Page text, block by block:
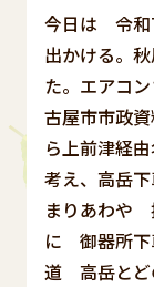
今日は 令和
出かける。
た。エアコ
古屋市市政
ら上前津経
考え、高岳
まりあわや
に 御器所
道 高岳とど